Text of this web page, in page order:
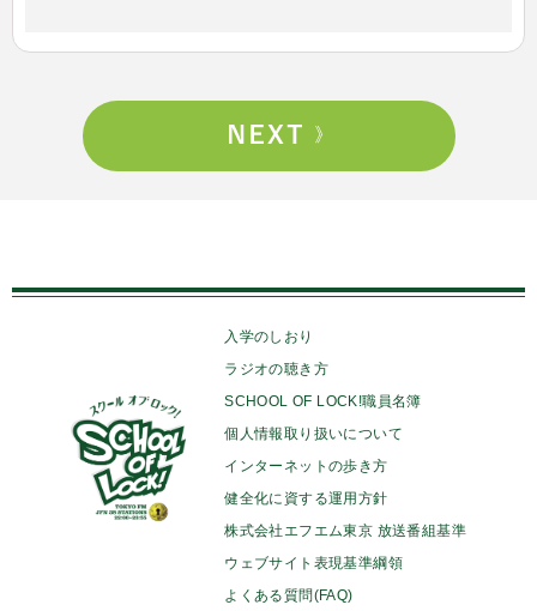
入学のしおり
ラジオの聴き方
SCHOOL OF LOCK!職員名簿
個人情報取り扱いについて
インターネットの歩き方
健全化に資する運用方針
株式会社エフエム東京 放送番組基準
ウェブサイト表現基準綱領
よくある質問(FAQ)